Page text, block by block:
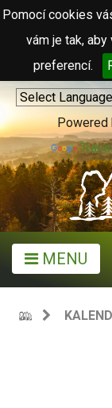
Pomocí cookies
vám je tak,
preferencí.
Powered
MENU